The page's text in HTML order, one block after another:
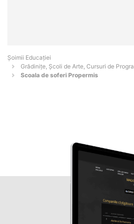
Șoimii Educației
Grădinițe, Școli de Arte, Cursuri de
Scoala de soferi Propermis